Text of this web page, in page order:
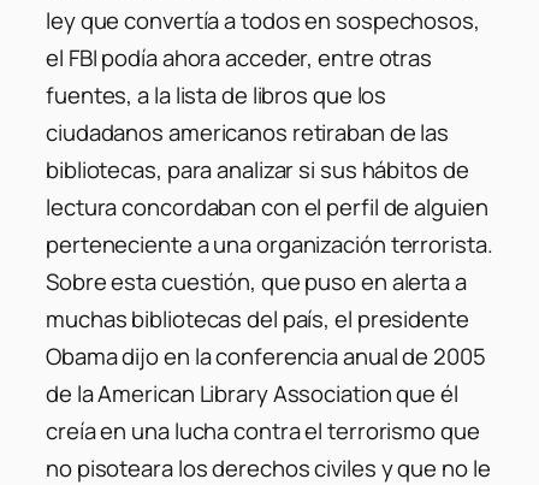
ley que convertía a todos en sospechosos,
el FBI podía ahora acceder, entre otras
fuentes, a la lista de libros que los
ciudadanos americanos retiraban de las
bibliotecas, para analizar si sus hábitos de
lectura concordaban con el perfil de alguien
perteneciente a una organización terrorista.
Sobre esta cuestión, que puso en alerta a
muchas bibliotecas del país, el presidente
Obama dijo en la conferencia anual de 2005
de la American Library Association que él
creía en una lucha contra el terrorismo que
no pisoteara los derechos civiles y que no le